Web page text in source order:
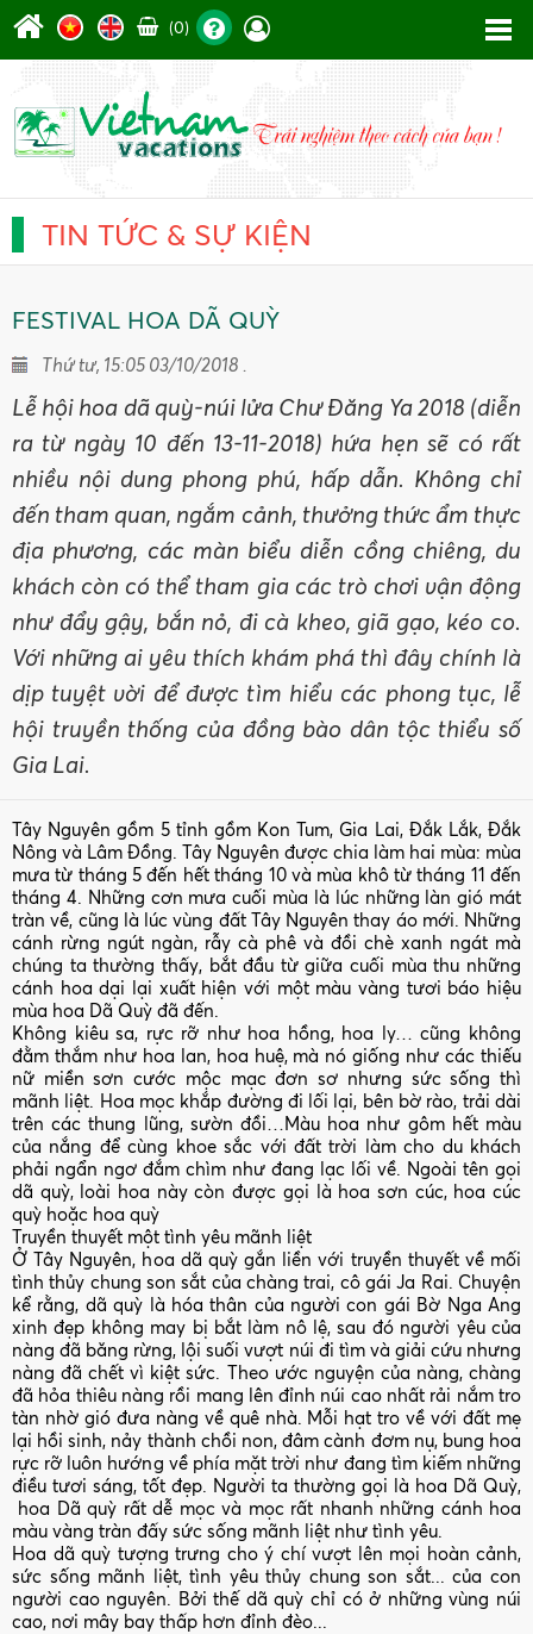
(0)
TIN TỨC & SỰ KIỆN
FESTIVAL HOA DÃ QUỲ
Thứ tư, 15:05 03/10/2018 .
Lễ hội hoa dã quỳ-núi lửa Chư Đăng Ya 2018 (diễn
ra từ ngày 10 đến 13-11-2018) hứa hẹn sẽ có rất
nhiều nội dung phong phú, hấp dẫn. Không chỉ
đến tham quan, ngắm cảnh, thưởng thức ẩm thực
địa phương, các màn biểu diễn cồng chiêng, du
khách còn có thể tham gia các trò chơi vận động
như đẩy gậy, bắn nỏ, đi cà kheo, giã gạo, kéo co.
Với những ai yêu thích khám phá thì đây chính là
dịp tuyệt vời để được tìm hiểu các phong tục, lễ
hội truyền thống của đồng bào dân tộc thiểu số
Gia Lai.
Tây Nguyên gồm 5 tỉnh gồm Kon Tum, Gia Lai, Đắk Lắk, Đắk
Nông và Lâm Đồng. Tây Nguyên được chia làm hai mùa: mùa
mưa từ tháng 5 đến hết tháng 10 và mùa khô từ tháng 11 đến
tháng 4. Những cơn mưa cuối mùa là lúc những làn gió mát
tràn về, cũng là lúc vùng đất Tây Nguyên thay áo mới. Những
cánh rừng ngút ngàn, rẫy cà phê và đồi chè xanh ngát mà
chúng ta thường thấy, bắt đầu từ giữa cuối mùa thu những
cánh hoa dại lại xuất hiện với một màu vàng tươi báo hiệu
mùa hoa Dã Quỳ đã đến.
Không kiêu sa, rực rỡ như hoa hồng, hoa ly… cũng không
đằm thắm như hoa lan, hoa huệ, mà nó giống như các thiếu
nữ miền sơn cước mộc mạc đơn sơ nhưng sức sống thì
mãnh liệt. Hoa mọc khắp đường đi lối lại, bên bờ rào, trải dài
trên các thung lũng, sườn đồi…Màu hoa như gôm hết màu
của nắng để cùng khoe sắc với đất trời làm cho du khách
phải ngẩn ngơ đắm chìm như đang lạc lối về. Ngoài tên gọi
dã quỳ, loài hoa này còn được gọi là hoa sơn cúc, hoa cúc
quỳ hoặc hoa quỳ
Truyền thuyết một tình yêu mãnh liệt
Ở Tây Nguyên, hoa dã quỳ gắn liền với truyền thuyết về mối
tình thủy chung son sắt của chàng trai, cô gái Ja Rai. Chuyện
kể rằng, dã quỳ là hóa thân của người con gái Bờ Nga Ang
xinh đẹp không may bị bắt làm nô lệ, sau đó người yêu của
nàng đã băng rừng, lội suối vượt núi đi tìm và giải cứu nhưng
nàng đã chết vì kiệt sức. Theo ước nguyện của nàng, chàng
đã hỏa thiêu nàng rồi mang lên đỉnh núi cao nhất rải nắm tro
tàn nhờ gió đưa nàng về quê nhà. Mỗi hạt tro về với đất mẹ
lại hồi sinh, nảy thành chồi non, đâm cành đơm nụ, bung hoa
rực rỡ luôn hướng về phía mặt trời như đang tìm kiếm những
điều tươi sáng, tốt đẹp. Người ta thường gọi là hoa Dã Quỳ,
hoa Dã quỳ rất dễ mọc và mọc rất nhanh những cánh hoa
màu vàng tràn đấy sức sống mãnh liệt như tình yêu.
Hoa dã quỳ tượng trưng cho ý chí vượt lên mọi hoàn cảnh,
sức sống mãnh liệt, tình yêu thủy chung son sắt... của con
người cao nguyên. Bởi thế dã quỳ chỉ có ở những vùng núi
cao, nơi mây bay thấp hơn đỉnh đèo...